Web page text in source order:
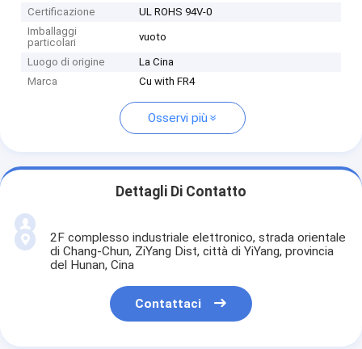
Certificazione
UL ROHS 94V-0
Imballaggi
particolari
vuoto
Luogo di origine
La Cina
Marca
Cu with FR4
Osservi più
Dettagli Di Contatto
2F complesso industriale elettronico, strada orientale
di Chang-Chun, ZiYang Dist, città di YiYang, provincia
del Hunan, Cina
Contattaci